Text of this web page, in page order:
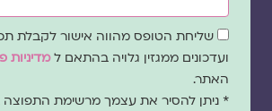
שדה
הסכמה
שליחת הטופס מהווה אישור לקבלת
ועדכונים ממגזין גלויה בהתאם למדיניות
האתר.
* ניתן להסיר את עצמך מרשימת